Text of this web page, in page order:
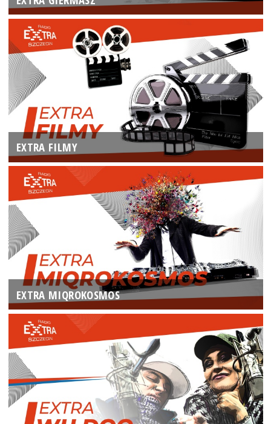
EXTRA FILMY
EXTRA MIQROKOSMOS